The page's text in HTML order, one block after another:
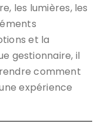
les lumières, les
et la
gestionnaire, il
comment
expérience